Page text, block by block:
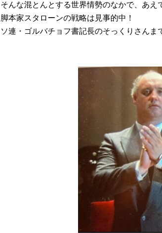
そんな混とんとする世界情勢のなかで、あえ
脚本家スタローンの戦略は見事的中！
ソ連・ゴルバチョフ書記長のそっくりさんま